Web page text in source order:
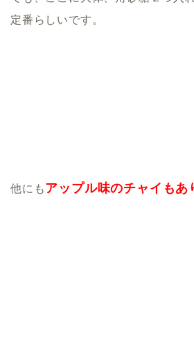
定番らしいです。
他にもアップル味のチャイもあ